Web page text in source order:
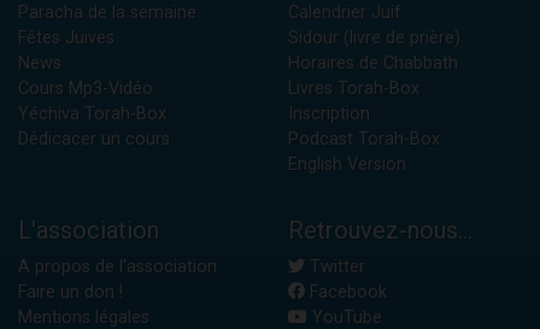
Paracha de la semaine
Fêtes Juives
News
Cours Mp3-Vidéo
Yéchiva Torah-Box
Dédicacer un cours
Calendrier Juif
Sidour (livre de prière)
Horaires de Chabbath
Livres Torah-Box
Inscription
Podcast Torah-Box
English Version
L'association
A propos de l'association
Faire un don !
Mentions légales
Retrouvez-nous...
Twitter
Facebook
YouTube